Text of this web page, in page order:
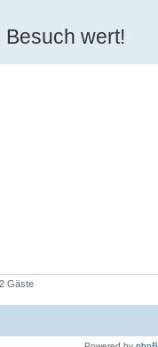
wert!
Gäste